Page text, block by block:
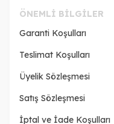
ÖNEMLI BILGILER
Garanti Koşulları
Teslimat Koşulları
Üyelik Sözleşmesi
Satış Sözleşmesi
İptal ve İade Koşulları